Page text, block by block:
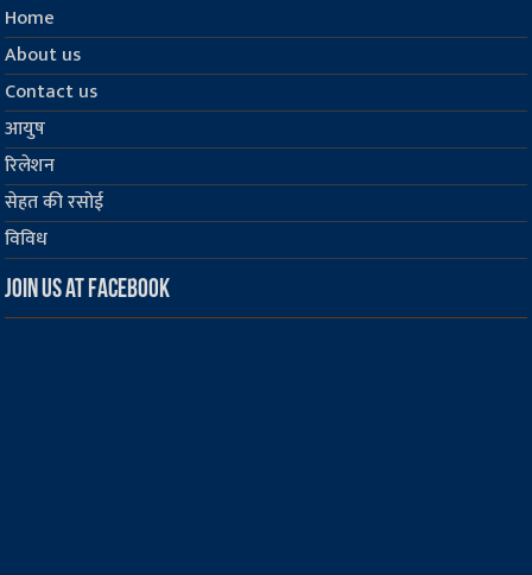
Home
About us
Contact us
आयुष
रिलेशन
सेहत की रसोई
विविध
Join us at Facebook